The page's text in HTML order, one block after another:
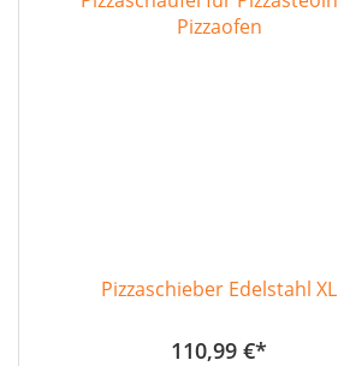
Pizzaschieber Edelstahl XL
110,99 €